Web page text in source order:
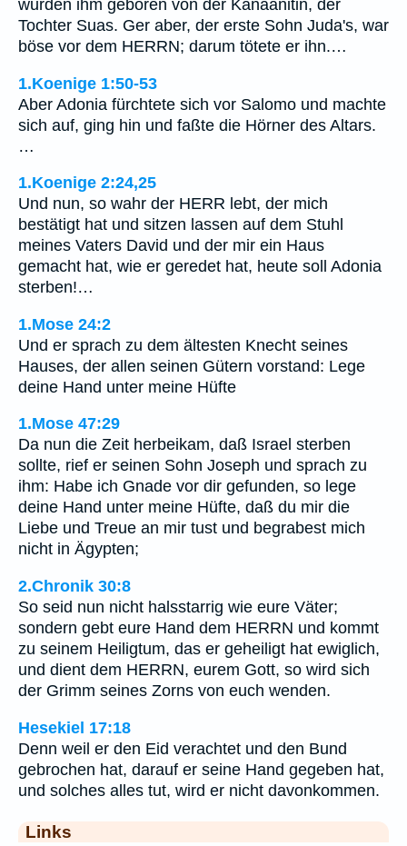
wurden ihm geboren von der Kanaanitin, der
Tochter Suas. Ger aber, der erste Sohn Juda's, war
böse vor dem HERRN; darum tötete er ihn.…
1.Koenige 1:50-53
Aber Adonia fürchtete sich vor Salomo und machte
sich auf, ging hin und faßte die Hörner des Altars.
…
1.Koenige 2:24,25
Und nun, so wahr der HERR lebt, der mich
bestätigt hat und sitzen lassen auf dem Stuhl
meines Vaters David und der mir ein Haus
gemacht hat, wie er geredet hat, heute soll Adonia
sterben!…
1.Mose 24:2
Und er sprach zu dem ältesten Knecht seines
Hauses, der allen seinen Gütern vorstand: Lege
deine Hand unter meine Hüfte
1.Mose 47:29
Da nun die Zeit herbeikam, daß Israel sterben
sollte, rief er seinen Sohn Joseph und sprach zu
ihm: Habe ich Gnade vor dir gefunden, so lege
deine Hand unter meine Hüfte, daß du mir die
Liebe und Treue an mir tust und begrabest mich
nicht in Ägypten;
2.Chronik 30:8
So seid nun nicht halsstarrig wie eure Väter;
sondern gebt eure Hand dem HERRN und kommt
zu seinem Heiligtum, das er geheiligt hat ewiglich,
und dient dem HERRN, eurem Gott, so wird sich
der Grimm seines Zorns von euch wenden.
Hesekiel 17:18
Denn weil er den Eid verachtet und den Bund
gebrochen hat, darauf er seine Hand gegeben hat,
und solches alles tut, wird er nicht davonkommen.
Links